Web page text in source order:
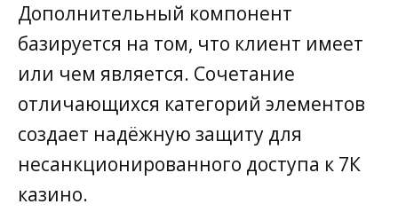
Дополнительный компонент
базируется на том, что клиент имеет
или чем является. Сочетание
отличающихся категорий элементов
создает надёжную защиту для
несанкционированного доступа к 7К
казино.